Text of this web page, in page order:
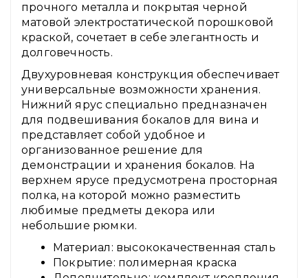
прочного металла и покрытая черной
матовой электростатической порошковой
краской, сочетает в себе элегантность и
долговечность.
Двухуровневая конструкция обеспечивает
универсальные возможности хранения.
Нижний ярус специально предназначен
для подвешивания бокалов для вина и
представляет собой удобное и
организованное решение для
демонстрации и хранения бокалов. На
верхнем ярусе предусмотрена просторная
полка, на которой можно разместить
любимые предметы декора или
небольшие рюмки.
Материал: высококачественная сталь
Покрытие: полимерная краска